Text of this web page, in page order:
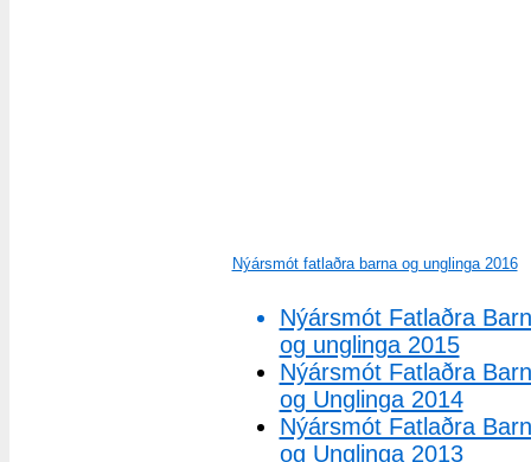
Nýársmót fatlaðra barna og unglinga 2016
Nýársmót Fatlaðra
og unglinga 2015
Nýársmót Fatlaðra
og Unglinga 2014
Nýársmót Fatlaðra
og Unglinga 2013